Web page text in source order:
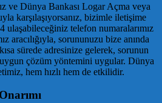
ve Dünya Bankası Logar Açma veya
karşılaşıyorsanız, bizimle iletişime
ulaşabileceğiniz telefon numaralarımız
aracılığıyla, sorununuzu bize anında
sürede adresinize gelerek, sorunun
uygun çözüm yöntemini uygular. Dünya
hem hızlı hem de etkilidir.